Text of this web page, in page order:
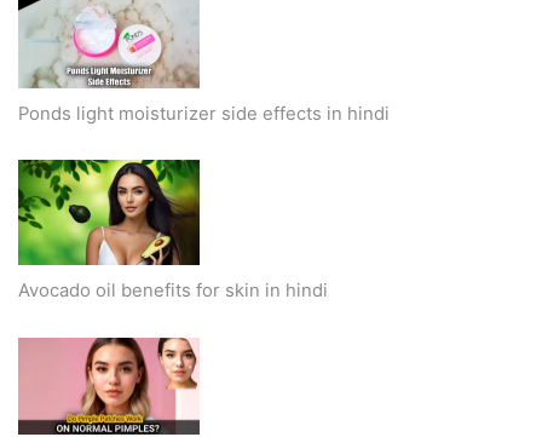
Ponds light moisturizer side effects in hindi
Avocado oil benefits for skin in hindi